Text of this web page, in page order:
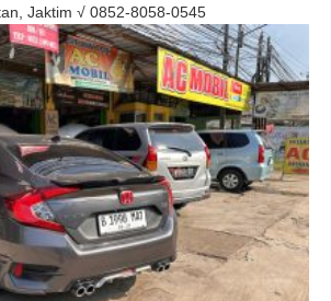
Jaktim √ 0852-8058-0545